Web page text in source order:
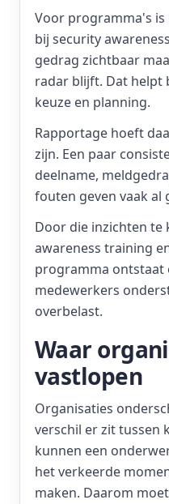
Voor programma's
bij security
gedrag zichtbaar
radar blijft. Dat helpt
keuze en planning.
Rapportage hoeft
zijn. Een paar
deelname,
fouten geven vaak al
Door die inzichten te
awareness training
programma ontstaat
medewerkers
overbelast.
Waar
vastlopen
Organisaties
verschil er zit tussen
kunnen een
het verkeerde
maken. Daarom